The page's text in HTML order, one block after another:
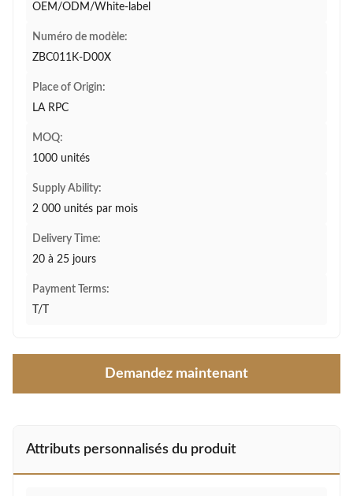
OEM/ODM/White-label
Numéro de modèle:
ZBC011K-D00X
Place of Origin:
LA RPC
MOQ:
1000 unités
Supply Ability:
2 000 unités par mois
Delivery Time:
20 à 25 jours
Payment Terms:
T/T
Demandez maintenant
Attributs personnalisés du produit